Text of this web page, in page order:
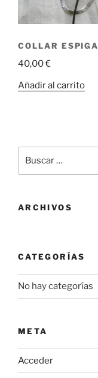
COLLAR ESPIGA
40,00€
Añadir al carrito
por:
ARCHIVOS
CATEGORÍAS
No hay categorías
META
Acceder